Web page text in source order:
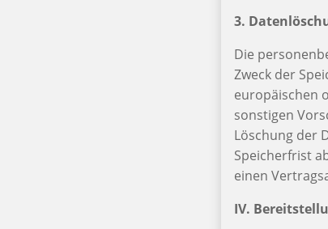
3.
Die
Zweck der
europäischen
sonstigen
Löschung der
Speicherfrist
einen
IV.